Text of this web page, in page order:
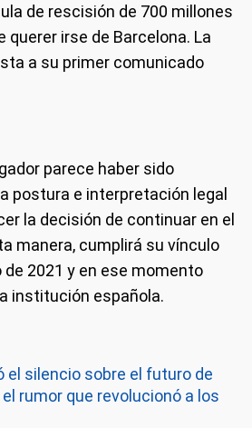
de rescisión de 700 millones
querer irse de Barcelona. La
a su primer comunicado
parece haber sido
postura e interpretación legal
la decisión de continuar en el
manera, cumplirá su vínculo
de 2021 y en ese momento
institución española.
el silencio sobre el futuro de
rumor que revolucionó a los